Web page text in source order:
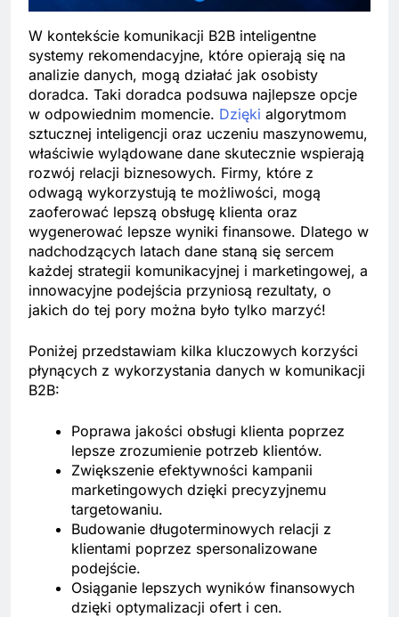
W kontekście komunikacji B2B inteligentne
systemy rekomendacyjne, które opierają się na
analizie danych, mogą działać jak osobisty
doradca. Taki doradca podsuwa najlepsze opcje
w odpowiednim momencie. Dzięki algorytmom
sztucznej inteligencji oraz uczeniu maszynowemu,
właściwie wylądowane dane skutecznie wspierają
rozwój relacji biznesowych. Firmy, które z
odwagą wykorzystują te możliwości, mogą
zaoferować lepszą obsługę klienta oraz
wygenerować lepsze wyniki finansowe. Dlatego w
nadchodzących latach dane staną się sercem
każdej strategii komunikacyjnej i marketingowej, a
innowacyjne podejścia przyniosą rezultaty, o
jakich do tej pory można było tylko marzyć!
Poniżej przedstawiam kilka kluczowych korzyści
płynących z wykorzystania danych w komunikacji
B2B:
Poprawa jakości obsługi klienta poprzez
lepsze zrozumienie potrzeb klientów.
Zwiększenie efektywności kampanii
marketingowych dzięki precyzyjnemu
targetowaniu.
Budowanie długoterminowych relacji z
klientami poprzez spersonalizowane
podejście.
Osiąganie lepszych wyników finansowych
dzięki optymalizacji ofert i cen.